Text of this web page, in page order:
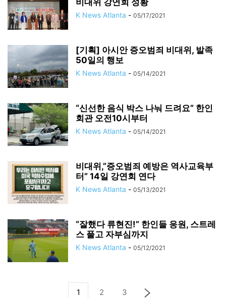
비대위 강연회 성황
K News Atlanta - 05/17/2021
[기획] 아시안 증오범죄 비대위, 발족
50일의 행보
K News Atlanta - 05/14/2021
“신선한 음식 박스 나눠 드려요” 한인
회관 오전10시부터
K News Atlanta - 05/14/2021
비대위,”증오범죄 예방은 역사교육부
터” 14일 강연회 연다
K News Atlanta - 05/13/2021
“잘했다 류현진!” 한인들 응원, 스트레
스 풀고 자부심까지
K News Atlanta - 05/12/2021
1 2 3